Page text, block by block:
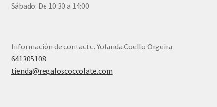
Sábado: De 10:30 a 14:00
Información de contacto: Yolanda Coello Orgeira
641305108
tienda@regaloscoccolate.com